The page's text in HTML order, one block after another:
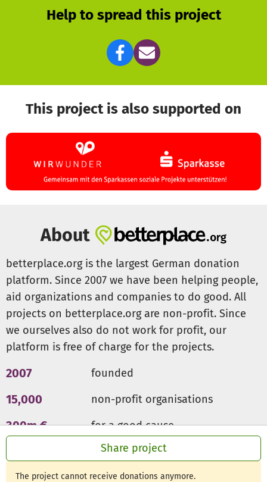
Share project
The project cannot receive donations anymore.
Help to spread this project
This project is also supported on
About
betterplace.org is the largest German donation
platform. Since 2007 we have been helping people,
aid organizations and companies to do good. All
projects on betterplace.org are non-profit. Since
we ourselves also do not work for profit, our
platform is free of charge for the projects.
2007 founded
15,000 non-profit organisations
300m € for a good cause